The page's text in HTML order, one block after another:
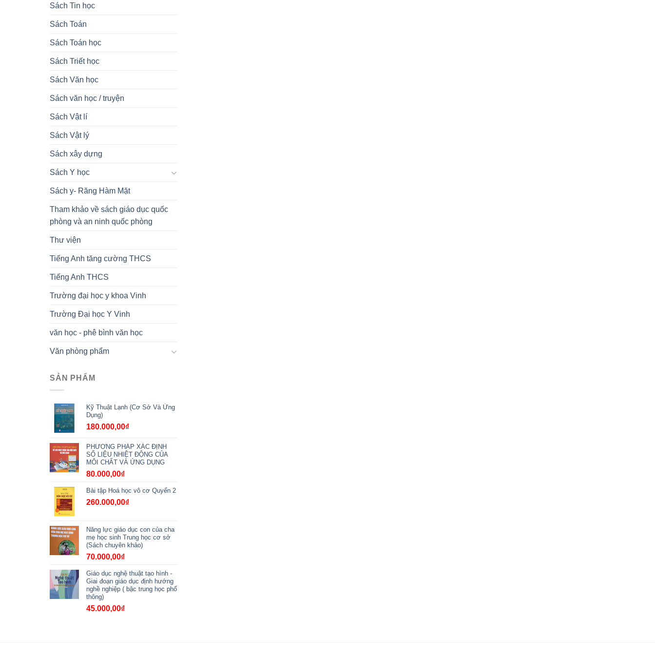
Sách Tin học
Sách Toán
Sách Toán học
Sách Triết học
Sách Văn học
Sách văn học / truyện
Sách Vật lí
Sách Vật lý
Sách xây dựng
Sách Y học
Sách y- Răng Hàm Mặt
Tham khảo về sách giáo dục quốc
phòng và an ninh quốc phòng
Thư viện
Tiếng Anh tăng cường THCS
Tiếng Anh THCS
Trường đại học y khoa Vinh
Trường Đại học Y Vinh
văn học - phê bình văn học
Văn phòng phẩm
SẢN PHẨM
Kỹ Thuật Lạnh (Cơ Sở Và Ứng
Dụng)
180.000,00₫
PHƯƠNG PHÁP XÁC ĐỊNH
SỐ LIỆU NHIỆT ĐỘNG CỦA
MÔI CHẤT VÀ ỨNG DỤNG
80.000,00₫
Bài tập Hoá học vô cơ Quyển 2
260.000,00₫
Năng lực giáo dục con của cha
mẹ học sinh Trung học cơ sở
(Sách chuyên khảo)
70.000,00₫
Giáo dục nghệ thuật tạo hình -
Giai đoạn giáo dục định hướng
nghề nghiệp ( bậc trung học phổ
thông)
45.000,00₫